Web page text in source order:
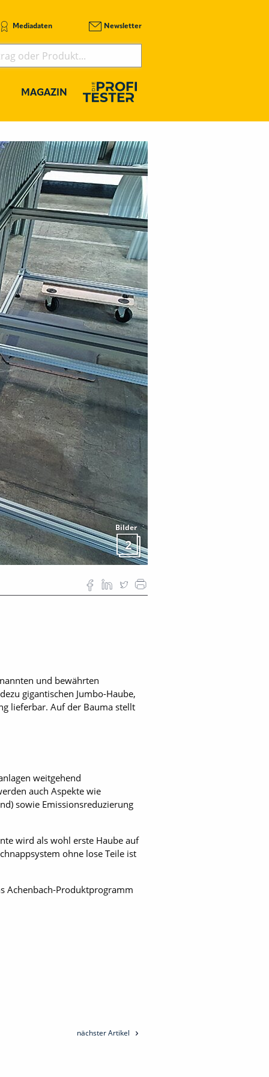
Mediadaten Newsletter
MAGAZIN
Bilder
2
und bewährten
gigantischen Jumbo-Haube,
lieferbar. Auf der Bauma stellt
weitgehend
auch Aspekte wie
sowie Emissionsreduzierung
wird als wohl erste Haube auf
ohne lose Teile ist
Achenbach-Produktprogramm
nächster Artikel